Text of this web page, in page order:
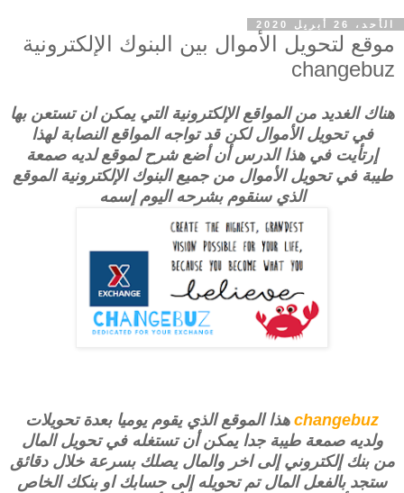
الأحد، 26 أبريل 2020
موقع لتحويل الأموال بين البنوك الإلكترونية
changebuz
هناك الغديد من المواقع الإلكترونية التي يمكن ان تستعن بها
في تحويل الأموال لكن قد تواجه المواقع النصابة لهذا
إرتأيت في هذا الدرس أن أضع شرح لموقع لديه صمعة
طيبة في تحويل الأموال من جميع البنوك الإلكترونية الموقع
الذي سنقوم بشرحه اليوم إسمه
changebuz هذا الموقع الذي يقوم يوميا بعدة تحويلات
ولديه صمعة طيبة جدا يمكن أن تستغله في تحويل المال
من بنك إلكتروني إلى اخر والمال يصلك بسرعة خلال دقائق
ستجد بالفعل المال تم تحويله إلى حسابك او بنكك الخاص